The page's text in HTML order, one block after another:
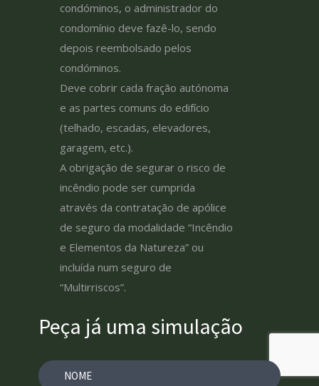
condóminos, o administrador do
condomínio deve fazê-lo, sendo
depois reembolsado pelos
condóminos.
Deve cobrir cada fração autónoma
e as partes comuns do edifício
(telhado, escadas, elevadores,
garagem, etc.).
A obrigação de segurar o risco de
incêndio pode ser cumprida
através da contratação de apólice
de seguro da modalidade “Incêndio
e Elementos da Natureza” ou
incluída num seguro de
“Multirriscos”.
Peça já uma simulação